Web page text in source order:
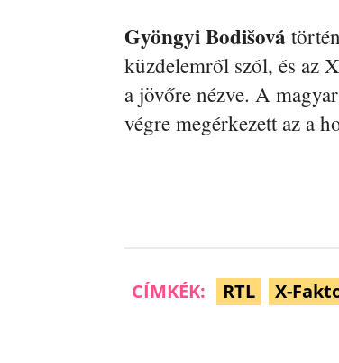
Gyöngyi Bodišová
küzdelemről szól, és az
a jövőre nézve. A
végre megérkezett az a
CÍMKÉK: RTL X-